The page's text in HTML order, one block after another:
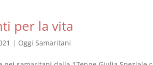
per la vita
| Oggi Samaritani